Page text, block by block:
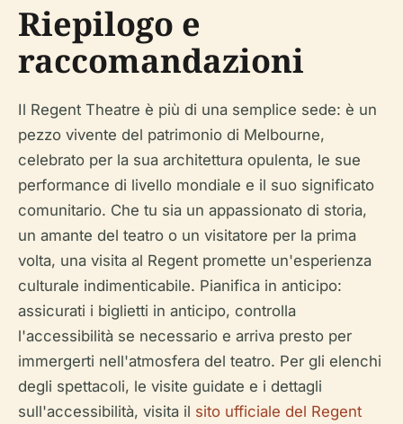
Riepilogo e
raccomandazioni
Il Regent Theatre è più di una semplice sede: è un
pezzo vivente del patrimonio di Melbourne,
celebrato per la sua architettura opulenta, le sue
performance di livello mondiale e il suo significato
comunitario. Che tu sia un appassionato di storia,
un amante del teatro o un visitatore per la prima
volta, una visita al Regent promette un'esperienza
culturale indimenticabile. Pianifica in anticipo:
assicurati i biglietti in anticipo, controlla
l'accessibilità se necessario e arriva presto per
immergerti nell'atmosfera del teatro. Per gli elenchi
degli spettacoli, le visite guidate e i dettagli
sull'accessibilità, visita il sito ufficiale del Regent